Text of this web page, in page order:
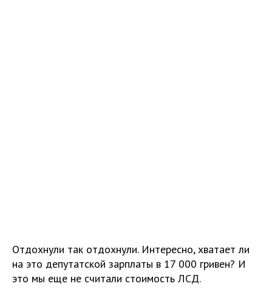
Отдохнули так отдохнули. Интересно, хватает ли
на это депутатской зарплаты в 17 000 гривен? И
это мы еще не считали стоимость ЛСД.